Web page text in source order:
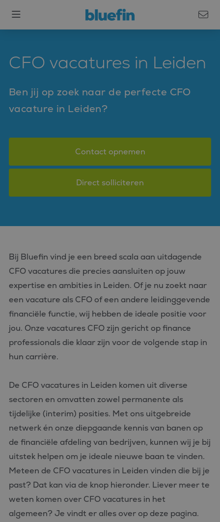
CFO vacatures in Leiden
Ben jij op zoek naar de perfecte CFO
vacature in Leiden?
Contact opnemen
Direct solliciteren
Bij Bluefin vind je een breed scala aan uitdagende
CFO vacatures die precies aansluiten op jouw
expertise en ambities in Leiden. Of je nu zoekt naar
een vacature als CFO of een andere leidinggevende
financiële functie, wij hebben de ideale positie voor
jou. Onze vacatures CFO zijn gericht op finance
professionals die klaar zijn voor de volgende stap in
hun carrière.
De CFO vacatures in Leiden komen uit diverse
sectoren en omvatten zowel permanente als
tijdelijke (interim) posities. Met ons uitgebreide
netwerk én onze diepgaande kennis van banen op
de financiële afdeling van bedrijven, kunnen wij je bij
uitstek helpen om je ideale nieuwe baan te vinden.
Meteen de CFO vacatures in Leiden vinden die bij je
past? Dat kan via de knop hieronder. Liever meer te
weten komen over CFO vacatures in het
algemeen? Je vindt er alles over op deze pagina.